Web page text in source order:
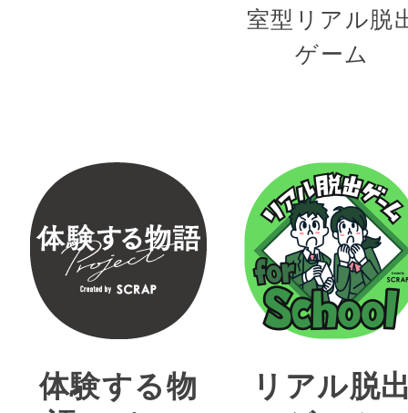
室型リアル脱
ゲーム
体験する物
リアル脱